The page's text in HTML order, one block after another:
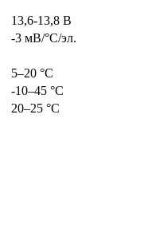
13,6-13,8 В
-3 мВ/°С/эл.
5–20 °С
-10–45 °С
20–25 °С